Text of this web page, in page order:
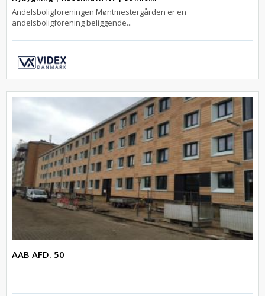
Andelsboligforeningen Møntmestergården er en
andelsboligforening beliggende...
AAB AFD. 50